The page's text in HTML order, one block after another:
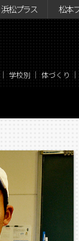
浜松プラス 松本
学校別 体づくり